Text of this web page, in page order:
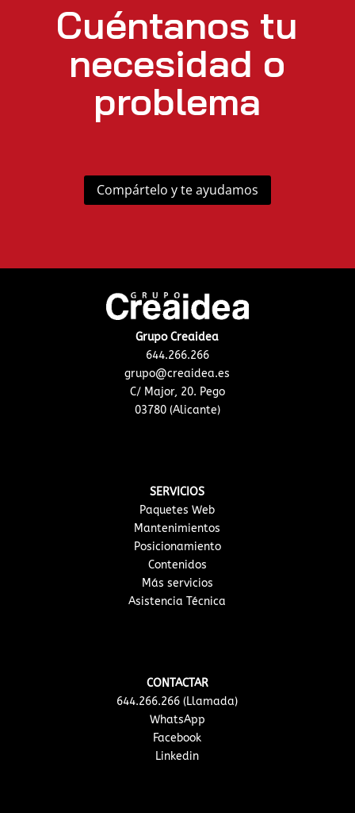
Cuéntanos tu
necesidad o
problema
Compártelo y te ayudamos
Grupo Creaidea
644.266.266
grupo@creaidea.es
C/ Major, 20. Pego
03780 (Alicante)
SERVICIOS
Paquetes Web
Mantenimientos
Posicionamiento
Contenidos
Más servicios
Asistencia Técnica
CONTACTAR
644.266.266 (Llamada)
WhatsApp
Facebook
Linkedin